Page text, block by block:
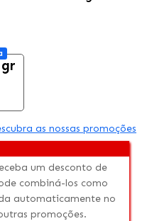
como
favorece a
de aditivos e
as nossas promoções
um desconto de
combiná-los como
automaticamente no
promoções.